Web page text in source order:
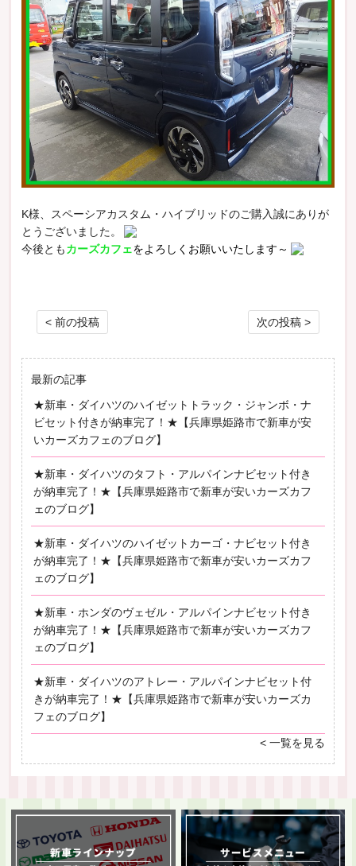
K様、スペーシアカスタム・ハイブリッドのご購入誠にありが
とうございました。
今後ともカーズカフェをよろしくお願いいたします～
投稿ナビゲーション
< 前の投稿 次の投稿 >
最新の記事
★新車・ダイハツのハイゼットトラック・ジャンボ・ナ
ビセット付きが納車完了！★【兵庫県姫路市で新車が安
いカーズカフェのブログ】
★新車・ダイハツのタフト・アルパインナビセット付き
が納車完了！★【兵庫県姫路市で新車が安いカーズカフ
ェのブログ】
★新車・ダイハツのハイゼットカーゴ・ナビセット付き
が納車完了！★【兵庫県姫路市で新車が安いカーズカフ
ェのブログ】
★新車・ホンダのヴェゼル・アルパインナビセット付き
が納車完了！★【兵庫県姫路市で新車が安いカーズカフ
ェのブログ】
★新車・ダイハツのアトレー・アルパインナビセット付
きが納車完了！★【兵庫県姫路市で新車が安いカーズカ
フェのブログ】
< 一覧を見る